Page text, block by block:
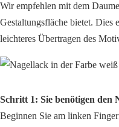
Wir empfehlen mit dem
Gestaltungsfläche bietet. Dies
leichteres Übertragen des
Schritt 1: Sie benötigen den
Beginnen Sie am linken